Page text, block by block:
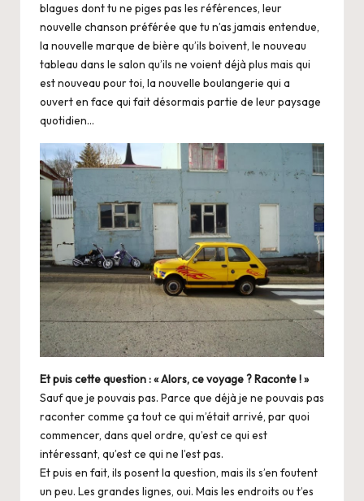
blagues dont tu ne piges pas les références, leur
nouvelle chanson préférée que tu n’as jamais entendue,
la nouvelle marque de bière qu’ils boivent, le nouveau
tableau dans le salon qu’ils ne voient déjà plus mais qui
est nouveau pour toi, la nouvelle boulangerie qui a
ouvert en face qui fait désormais partie de leur paysage
quotidien…
Et puis cette question : « Alors, ce voyage ? Raconte ! »
Sauf que je pouvais pas. Parce que déjà je ne pouvais pas
raconter comme ça tout ce qui m’était arrivé, par quoi
commencer, dans quel ordre, qu’est ce qui est
intéressant, qu’est ce qui ne l’est pas.
Et puis en fait, ils posent la question, mais ils s’en foutent
un peu. Les grandes lignes, oui. Mais les endroits ou t’es